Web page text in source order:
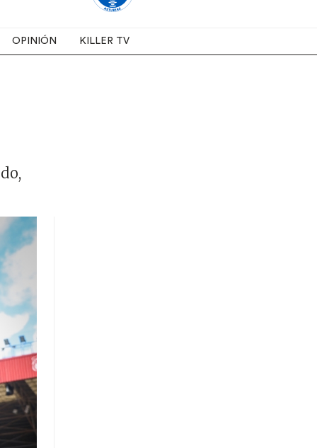
OPINIÓN KILLER TV